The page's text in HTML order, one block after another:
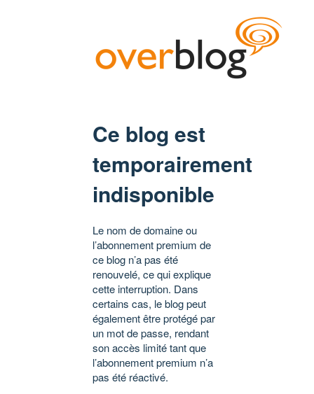
Ce blog est
temporairement
indisponible
Le nom de domaine ou
l’abonnement premium de
ce blog n’a pas été
renouvelé, ce qui explique
cette interruption. Dans
certains cas, le blog peut
également être protégé par
un mot de passe, rendant
son accès limité tant que
l’abonnement premium n’a
pas été réactivé.